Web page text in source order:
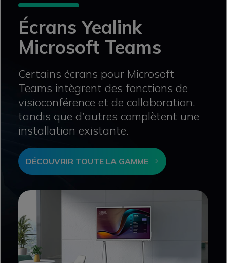
Écrans Yealink
Microsoft Teams
Certains écrans pour Microsoft
Teams intègrent des fonctions de
visioconférence et de collaboration,
tandis que d’autres complètent une
installation existante.
DÉCOUVRIR TOUTE LA GAMME Icon